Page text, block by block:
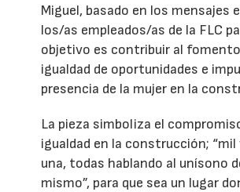
Miguel, basado en los mensajes
los/as empleados/as de la FLC
objetivo es contribuir al
igualdad de oportunidades e
presencia de la mujer en la
La pieza simboliza el
igualdad en la construcción; “mil
una, todas hablando al unísono
mismo”, para que sea un lugar